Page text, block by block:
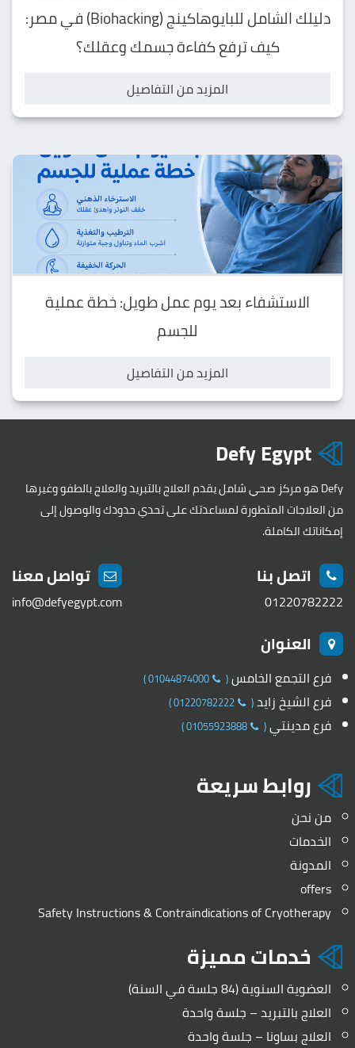
دليلك الشامل للبايوهاكينج (Biohacking) في مصر:
كيف ترفع كفاءة جسمك وعقلك؟
المزيد من التفاصيل
الاستشفاء بعد يوم عمل طويل: خطة عملية
للجسم
المزيد من التفاصيل
Defy Egypt
Defy هو مركز صحي شامل يقدم العلاج بالتبريد والعلاج بالطفو وغيرها
من العلاجات المتطورة لمساعدتك على تحدي حدودك والوصول إلى
إمكاناتك الكاملة.
اتصل بنا
01220782222
تواصل معنا
info@defyegypt.com
العنوان
فرع التجمع الخامس(
01044874000
)
فرع الشيخ زايد(
01220782222
)
فرع مدينتي(
01055923888
)
روابط سريعة
من نحن
الخدمات
المدونة
offers
Safety Instructions & Contraindications of Cryotherapy
خدمات مميزة
العضوية السنوية (84 جلسة في السنة)
العلاج بالتبريد – جلسة واحدة
العلاج بساونا – جلسة واحدة